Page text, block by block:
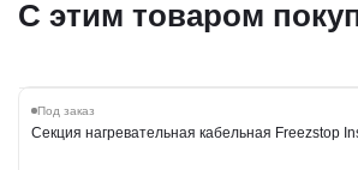
С этим товаром
Под заказ
Секция нагревательная кабельная Freezstop